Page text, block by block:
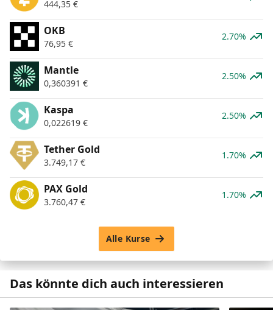
444,35 €
OKB
76,95 €
2.70%
Mantle
0,360391 €
2.50%
Kaspa
0,022619 €
2.50%
Tether Gold
3.749,17 €
1.70%
PAX Gold
3.760,47 €
1.70%
Alle Kurse
Das könnte dich auch interessieren